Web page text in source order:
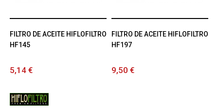
FILTRO DE ACEITE HIFLOFILTRO
HF145
5,14 €
FILTRO DE ACEITE HIFLOFILTRO
HF197
9,50 €